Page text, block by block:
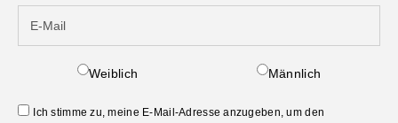
Weiblich Männlich
Ich stimme zu, meine E-Mail-Adresse anzugeben, um den